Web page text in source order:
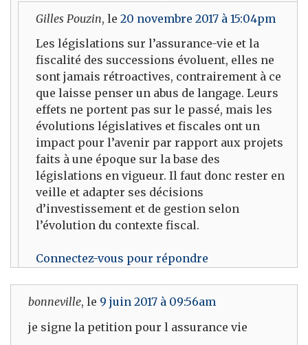
Gilles Pouzin, le 20 novembre 2017 à 15:04pm
Les législations sur l’assurance-vie et la
fiscalité des successions évoluent, elles ne
sont jamais rétroactives, contrairement à ce
que laisse penser un abus de langage. Leurs
effets ne portent pas sur le passé, mais les
évolutions législatives et fiscales ont un
impact pour l’avenir par rapport aux projets
faits à une époque sur la base des
législations en vigueur. Il faut donc rester en
veille et adapter ses décisions
d’investissement et de gestion selon
l’évolution du contexte fiscal.
Connectez-vous pour répondre
bonneville, le 9 juin 2017 à 09:56am
je signe la petition pour l assurance vie